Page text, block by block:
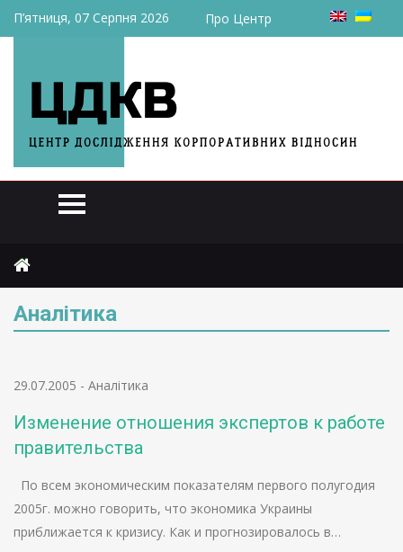
П’ятниця, 07 Серпня 2026 Про Центр
Аналітика
29.07.2005 - Аналітика
Изменение отношения экспертов к работе
правительства
По всем экономическим показателям первого полугодия
2005г. можно говорить, что экономика Украины
приближается к кризису. Как и прогнозировалось в…